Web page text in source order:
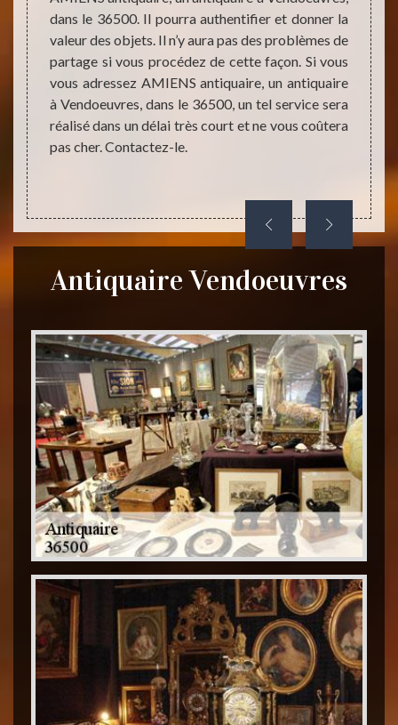
ses
pour
de
fois
dans le 36500. Il pourra authentifier et donner la
valeur des objets. Il n’y aura pas des problèmes de
partage si vous procédez de cette façon. Si vous
vous adressez AMIENS antiquaire, un antiquaire
à Vendoeuvres, dans le 36500, un tel service sera
réalisé dans un délai très court et ne vous coûtera
pas cher. Contactez-le.
objet
peut
Antiquaire Vendoeuvres